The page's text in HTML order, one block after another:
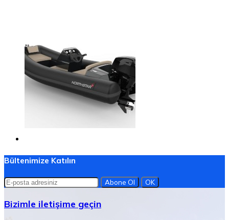
Bültenimize Katılın
Bizimle iletişime geçin